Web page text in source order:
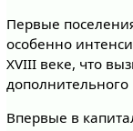
Первые
особенно
XVIII веке, что
дополнительного
Впервые в